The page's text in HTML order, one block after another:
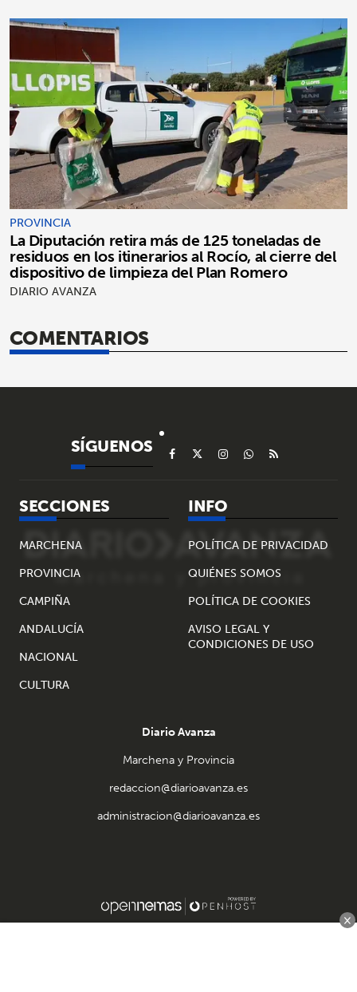
PROVINCIA
La Diputación retira más de 125 toneladas de
residuos en los itinerarios al Rocío, al cierre del
dispositivo de limpieza del Plan Romero
DIARIO AVANZA
COMENTARIOS
SÍGUENOS
SECCIONES
MARCHENA
PROVINCIA
CAMPIÑA
ANDALUCÍA
NACIONAL
CULTURA
INFO
POLÍTICA DE PRIVACIDAD
QUIÉNES SOMOS
POLÍTICA DE COOKIES
AVISO LEGAL Y
CONDICIONES DE USO
Diario Avanza
Marchena y Provincia
redaccion@diarioavanza.es
administracion@diarioavanza.es
×